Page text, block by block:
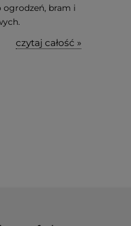
ogrodzeń, bram i
czytaj całość »